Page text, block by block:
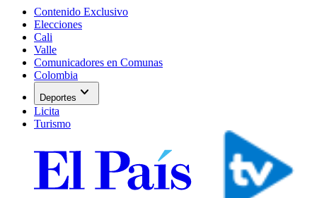
Contenido Exclusivo
Elecciones
Cali
Valle
Comunicadores en Comunas
Colombia
Deportes expand_more
Licita
Turismo